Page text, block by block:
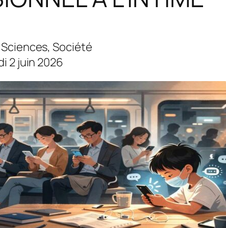
Société
2 juin 2026